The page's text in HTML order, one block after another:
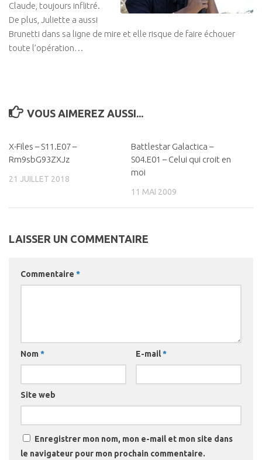
Claude, toujours inflitré.
De plus, Juliette a aussi
Brunetti dans sa ligne de mire et elle risque de faire échouer
toute l’opération…
VOUS AIMEREZ AUSSI...
X-Files – S11.E07 –
Rm9sbG93ZXJz
21 JUILLET 2018
Battlestar Galactica –
S04.E01 – Celui qui croit en
moi
11 MAI 2009
LAISSER UN COMMENTAIRE
Commentaire *
Nom * E-mail*
Site web
Enregistrer mon nom, mon e-mail et mon site dans
le navigateur pour mon prochain commentaire.